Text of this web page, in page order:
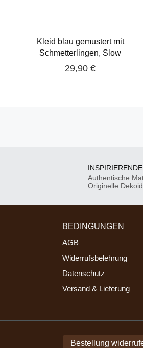
Kleid blau gemustert mit
Schmetterlingen, Slow
Fashion Gr. M,
SECONDHAND
29,90 €
Authentische
Originelle
BEDINGUNGEN
AGB
Widerrufsbelehrung
Datenschutz
Versand & Lieferung
Bestellung